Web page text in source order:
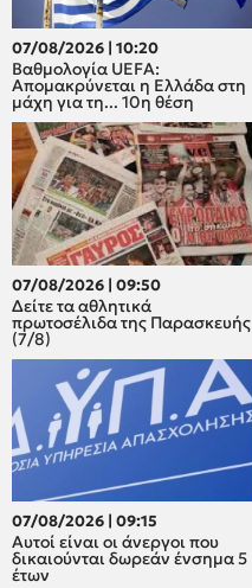
07/08/2026 | 10:20
Βαθμολογία UEFA:
Απομακρύνεται η Ελλάδα στη
μάχη για τη... 10η θέση
07/08/2026 | 09:50
Δείτε τα αθλητικά
πρωτοσέλιδα της Παρασκευής
(7/8)
07/08/2026 | 09:15
Αυτοί είναι οι άνεργοι που
δικαιούνται δωρεάν ένσημα 5
έτων